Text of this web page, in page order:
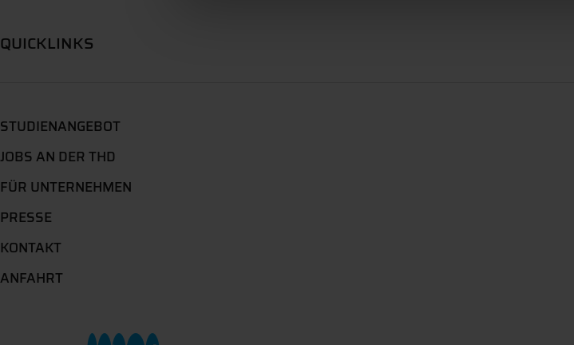
QUICKLINKS
STUDIENANGEBOT
JOBS AN DER THD
FÜR UNTERNEHMEN
PRESSE
KONTAKT
ANFAHRT